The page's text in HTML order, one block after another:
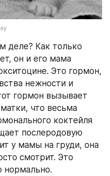
деле? Как только
он и его мама
Это гормон,
нежности и
гормон вызывает
что весьма
коктейля
послеродовую
у мамы на груди, она
смотрит. Это
нормально.